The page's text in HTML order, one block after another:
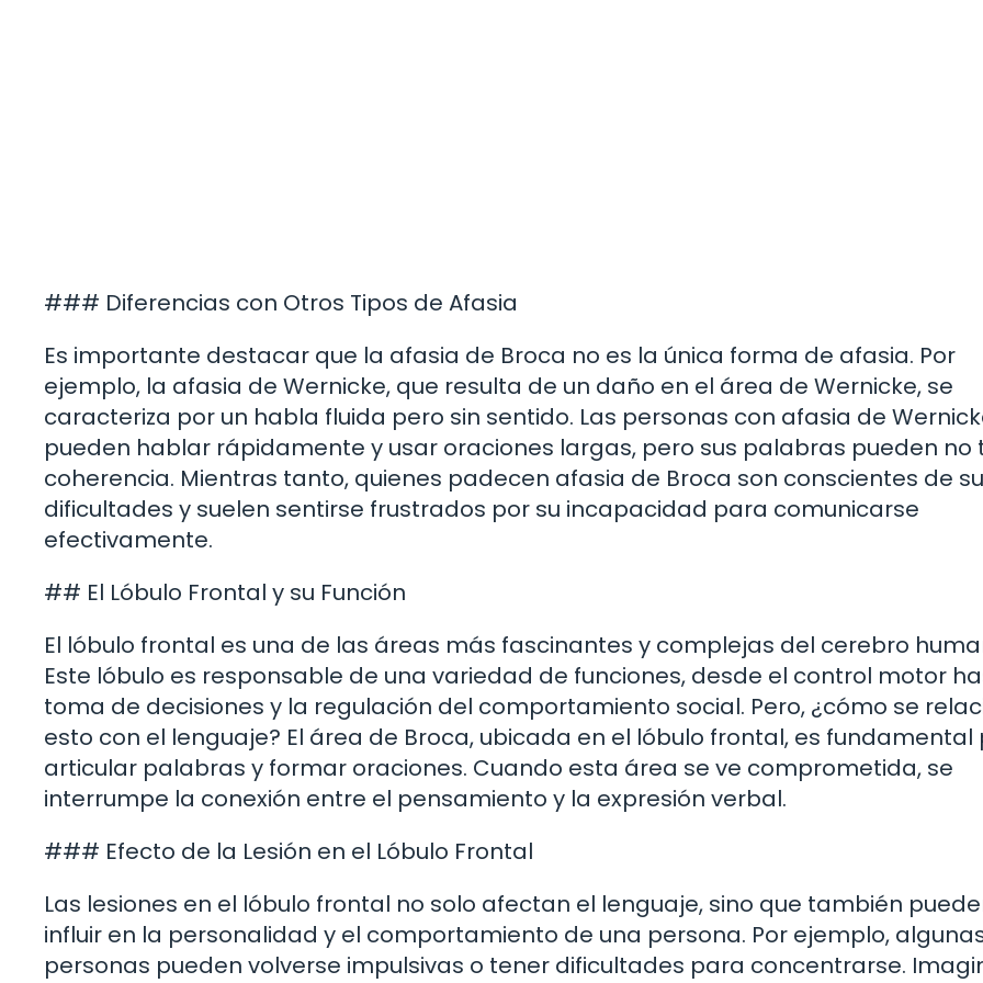
### Diferencias con Otros Tipos de Afasia
Es importante destacar que la afasia de Broca no es la única forma de afasia. Por
ejemplo, la afasia de Wernicke, que resulta de un daño en el área de Wernicke, se
caracteriza por un habla fluida pero sin sentido. Las personas con afasia de
pueden hablar rápidamente y usar oraciones largas, pero sus palabras pueden no
coherencia. Mientras tanto, quienes padecen afasia de Broca son conscientes de
dificultades y suelen sentirse frustrados por su incapacidad para comunicarse
efectivamente.
## El Lóbulo Frontal y su Función
El lóbulo frontal es una de las áreas más fascinantes y complejas del cerebro
Este lóbulo es responsable de una variedad de funciones, desde el control motor
toma de decisiones y la regulación del comportamiento social. Pero, ¿cómo se
esto con el lenguaje? El área de Broca, ubicada en el lóbulo frontal, es fundamental
articular palabras y formar oraciones. Cuando esta área se ve comprometida, se
interrumpe la conexión entre el pensamiento y la expresión verbal.
### Efecto de la Lesión en el Lóbulo Frontal
Las lesiones en el lóbulo frontal no solo afectan el lenguaje, sino que también
influir en la personalidad y el comportamiento de una persona. Por ejemplo,
personas pueden volverse impulsivas o tener dificultades para concentrarse.